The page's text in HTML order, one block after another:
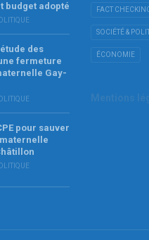
budget adopté
des
fermeture
Gay-
pour sauver
FACT
SOCIÉTÉ &
ÉCONOMIE